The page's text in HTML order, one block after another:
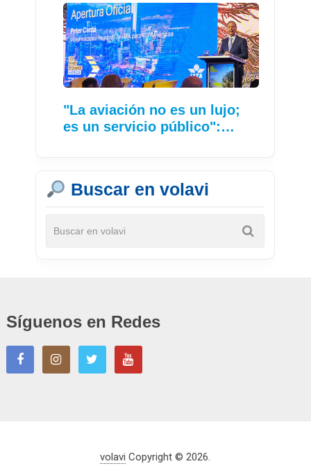
"La aviación no es un lujo;
es un servicio público":…
Buscar en volavi
Síguenos en Redes
volavi Copyright © 2026.